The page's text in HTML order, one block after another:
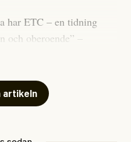
har ETC – en tidning
och oberoende” –
vara en ”röd, grön och
är egentligen bra
artikeln